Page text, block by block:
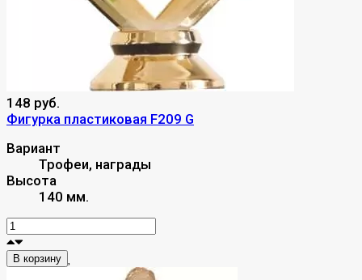
148 руб.
Фигурка пластиковая F209 G
Вариант
Трофеи, награды
Высота
140 мм.
В корзину